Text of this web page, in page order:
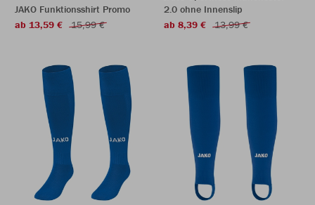
JAKO Funktionsshirt Promo
ab 13,59 €
15,99 €
2.0 ohne Innenslip
ab 8,39 €
13,99 €